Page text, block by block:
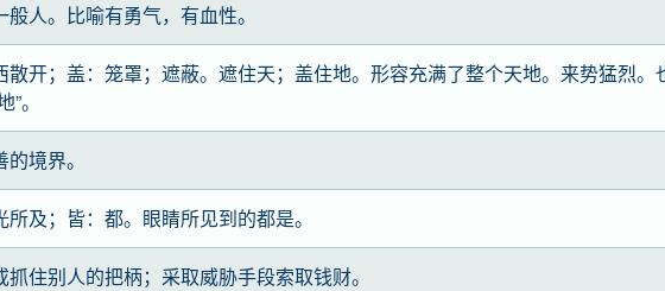
般人。比喻有勇气，有血性。
散开；盖：笼罩；遮蔽。遮住天；盖住地。形容充满了整个天地。来势猛烈。
。
境界。
所及；皆：都。眼睛所见到的都是。
抓住别人的把柄；采取威胁手段索取钱财。